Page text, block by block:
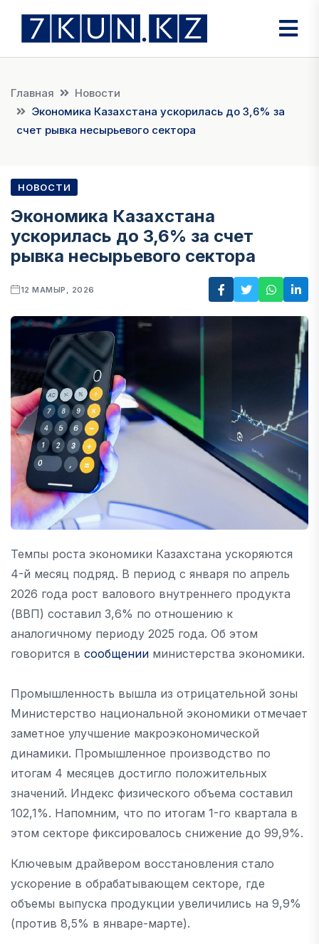
Главная
Новости
Экономика Казахстана ускорилась до 3,6% за
счет рывка несырьевого сектора
НОВОСТИ
Экономика Казахстана
ускорилась до 3,6% за счет
рывка несырьевого сектора
12 МАМЫР, 2026
Темпы роста экономики Казахстана ускоряются
4-й месяц подряд. В период с января по апрель
2026 года рост валового внутреннего продукта
(ВВП) составил 3,6% по отношению к
аналогичному периоду 2025 года. Об этом
говорится в сообщении министерства экономики.
Промышленность вышла из отрицательной зоны
Министерство национальной экономики отмечает
заметное улучшение макроэкономической
динамики. Промышленное производство по
итогам 4 месяцев достигло положительных
значений. Индекс физического объема составил
102,1%. Напомним, что по итогам 1-го квартала в
этом секторе фиксировалось снижение до 99,9%.
Ключевым драйвером восстановления стало
ускорение в обрабатывающем секторе, где
объемы выпуска продукции увеличились на 9,9%
(против 8,5% в январе-марте).